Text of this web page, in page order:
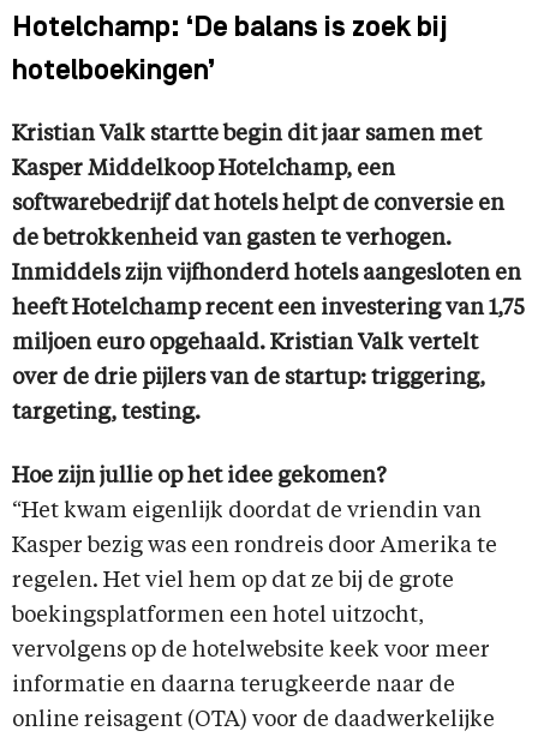
Hotelchamp: ‘De balans is zoek bij
hotelboekingen’
Kristian Valk startte begin dit jaar samen met
Kasper Middelkoop Hotelchamp, een
softwarebedrijf dat hotels helpt de conversie en
de betrokkenheid van gasten te verhogen.
Inmiddels zijn vijfhonderd hotels aangesloten en
heeft Hotelchamp recent een investering van 1,75
miljoen euro opgehaald. Kristian Valk vertelt
over de drie pijlers van de startup: triggering,
targeting, testing.
Hoe zijn jullie op het idee gekomen?
“Het kwam eigenlijk doordat de vriendin van
Kasper bezig was een rondreis door Amerika te
regelen. Het viel hem op dat ze bij de grote
boekingsplatformen een hotel uitzocht,
vervolgens op de hotelwebsite keek voor meer
informatie en daarna terugkeerde naar de
online reisagent (OTA) voor de daadwerkelijke